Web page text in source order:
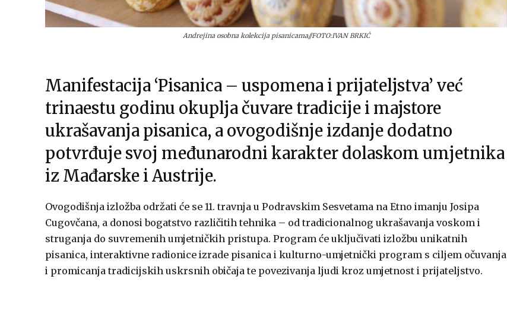
Andrejina osobna kolekcija pisanicama//FOTO:IVAN BRKIĆ
Manifestacija ‘Pisanica – uspomena i prijateljstva’ već
trinaestu godinu okuplja čuvare tradicije i majstore
ukrašavanja pisanica, a ovogodišnje izdanje dodatno
potvrđuje svoj međunarodni karakter dolaskom umjetnika
iz Mađarske i Austrije.
Ovogodišnja izložba održati će se 11. travnja u Podravskim Sesvetama na Etno imanju Josipa
Cugovčana, a donosi bogatstvo različitih tehnika – od tradicionalnog ukrašavanja voskom i
struganja do suvremenih umjetničkih pristupa. Program će uključivati izložbu unikatnih
pisanica, interaktivne radionice izrade pisanica i kulturno-umjetnički program s ciljem očuvanja
i promicanja tradicijskih uskrsnih običaja te povezivanja ljudi kroz umjetnost i prijateljstvo.